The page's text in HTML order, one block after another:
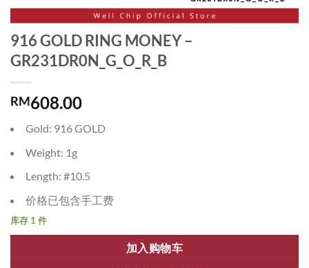
916 GOLD RING MONEY –
GR231DR0N_G_O_R_B
RM608.00
Gold: 916 GOLD
Weight: 1g
Length: #10.5
价格已包含手工费
库存 1 件
加入购物车